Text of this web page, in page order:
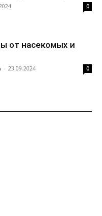
0
от насекомых и
- 23.09.2024 0